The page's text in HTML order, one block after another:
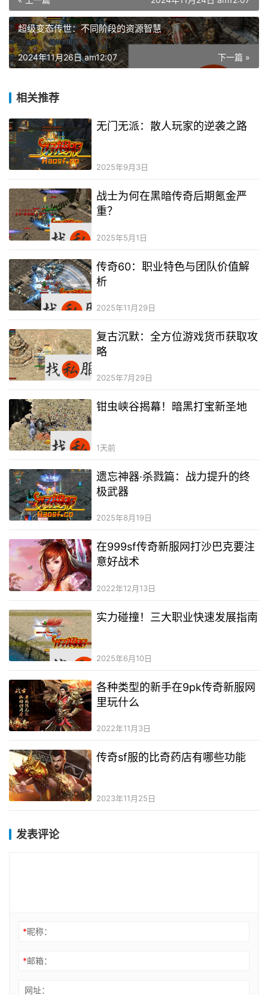
超级变态传世：不同阶段的资源智慧
下一篇 »
2024年11月26日 am12:07
相关推荐
无门无派：散人玩家的逆袭之路
2025年9月3日
战士为何在黑暗传奇后期氪金严
重？
2025年5月1日
传奇60：职业特色与团队价值解
析
2025年11月29日
复古沉默：全方位游戏货币获取攻
略
2025年7月29日
钳虫峡谷揭幕！暗黑打宝新圣地
1天前
遗忘神器·杀戮篇：战力提升的终
极武器
2025年8月19日
在999sf传奇新服网打沙巴克要注
意好战术
2022年12月13日
实力碰撞！三大职业快速发展指南
2025年6月10日
各种类型的新手在9pk传奇新服网
里玩什么
2022年11月3日
传奇sf服的比奇药店有哪些功能
2023年11月25日
发表评论
*昵称：
*邮箱：
网址：